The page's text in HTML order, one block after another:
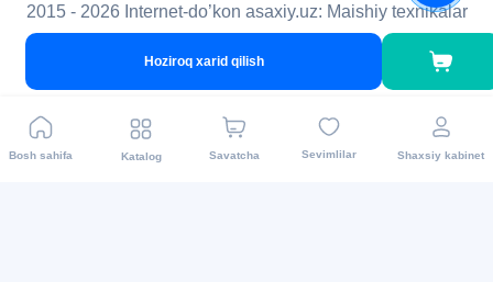
Bosh sahifa Katalog Savatcha Sevimlilar Shaxsiy kabinet
Hoziroq xarid qilish
2015 - 2026 Internet-do’kon asaxiy.uz: Maishiy texnikalar
va boshqalar.Mahsulotni yetkazib berish barcha
viloyatlarda amalga oshiriladi. Barcha huquqlar
himoyalangan.